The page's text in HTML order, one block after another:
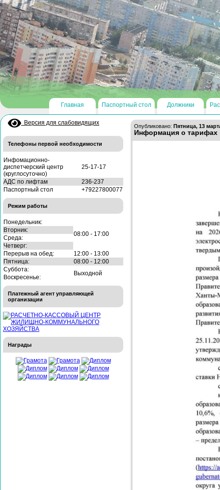
Главная Паспортный стол Должники
Версия для слабовидящих
Телефоны первой необходимости
Инфомационно-
диспетчерский центр
(круглосуточно)
25-17-17
АДС по лифтам
236-237
Паспортный стол
+79227800077
Режим работы
Понедельник:
08:00 - 17:00
Вторник:
Среда:
Четверг:
Перерыв на обед:
12:00 - 13:00
Пятница:
08:00 - 12:00
Суббота:
Выходной
Воскресенье:
Платежный агент управляющей
организации
Награды
Опубликовано: Пятница, 13
Информация о тарифах